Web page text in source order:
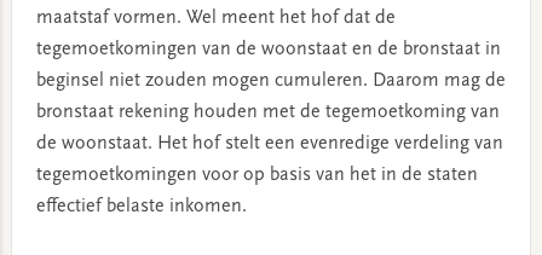
maatstaf vormen. Wel meent het hof dat de
tegemoetkomingen van de woonstaat en de bronstaat in
beginsel niet zouden mogen cumuleren. Daarom mag de
bronstaat rekening houden met de tegemoetkoming van
de woonstaat. Het hof stelt een evenredige verdeling van
tegemoetkomingen voor op basis van het in de staten
effectief belaste inkomen.